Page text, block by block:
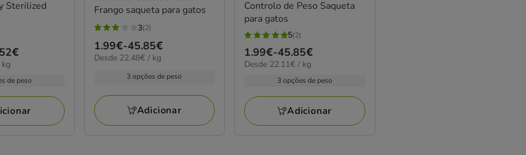
Sterilized
de peso
Frango saqueta para gatos
3
estrelas
com
3(2)
Preço
de
45.85€
1.99€-45.85€
22.48€
Desde 22.48€ / kg
3 opções de peso
Adicionar
Controlo de Peso Saqueta
para gatos
5
estrelas
com
avaliações
5(2)
Preço
de
45.85€
1.99€-45.85€
22.11€
Desde 22.11€ / kg
3 opções de peso
Adicionar